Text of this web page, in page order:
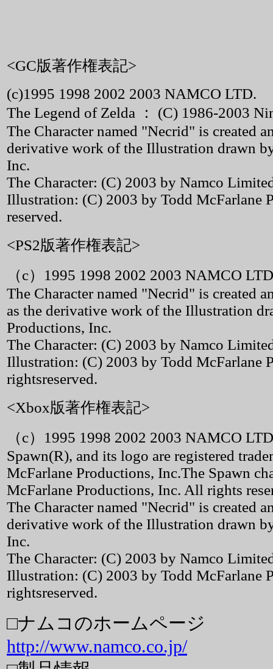
<GC版著作権表記>
(c)1995 1998 2002 2003 NAMCO LTD.
The Legend of Zelda ： (C) 1986-2003
The Character named "Necrid" is created
derivative work of the Illustration drawn
Inc.
The Character: (C) 2003 by Namco
Illustration: (C) 2003 by Todd McFarlane
reserved.
<PS2版著作権表記>
（c）1995 1998 2002 2003 NAMCO
The Character named "Necrid" is created
as the derivative work of the Illustration
Productions, Inc.
The Character: (C) 2003 by Namco
Illustration: (C) 2003 by Todd McFarlane
rightsreserved.
<Xbox版著作権表記>
（c）1995 1998 2002 2003 NAMCO
Spawn(R), and its logo are registered
McFarlane Productions, Inc.The Spawn
McFarlane Productions, Inc. All rights
The Character named "Necrid" is created
derivative work of the Illustration drawn
Inc.
The Character: (C) 2003 by Namco
Illustration: (C) 2003 by Todd McFarlane
rightsreserved.
□ナムコのホームページ
http://www.namco.co.jp/